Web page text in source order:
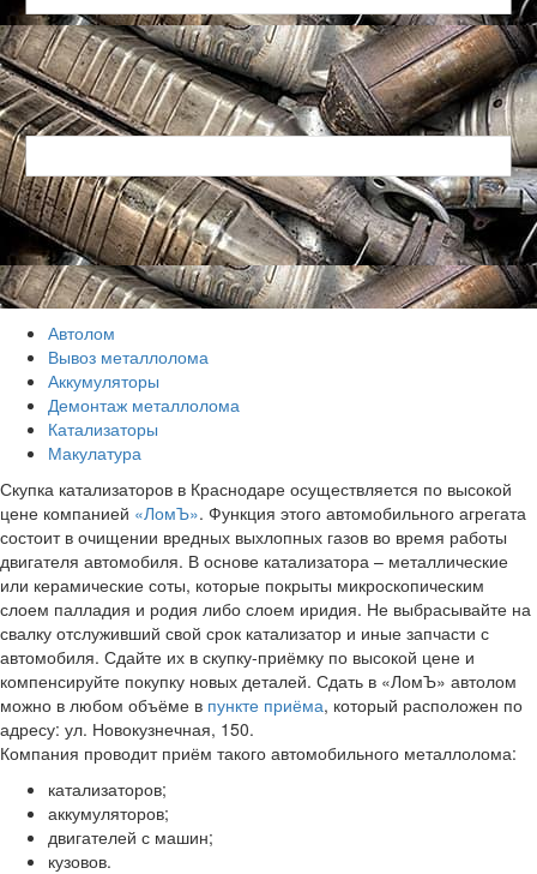
Автолом
Вывоз металлолома
Аккумуляторы
Демонтаж металлолома
Катализаторы
Макулатура
Скупка катализаторов в Краснодаре осуществляется по высокой
цене компанией «ЛомЪ». Функция этого автомобильного агрегата
состоит в очищении вредных выхлопных газов во время работы
двигателя автомобиля. В основе катализатора – металлические
или керамические соты, которые покрыты микроскопическим
слоем палладия и родия либо слоем иридия. Не выбрасывайте на
свалку отслуживший свой срок катализатор и иные запчасти с
автомобиля. Сдайте их в скупку-приёмку по высокой цене и
компенсируйте покупку новых деталей. Сдать в «ЛомЪ» автолом
можно в любом объёме в пункте приёма, который расположен по
адресу: ул. Новокузнечная, 150.
Компания проводит приём такого автомобильного металлолома:
катализаторов;
аккумуляторов;
двигателей с машин;
кузовов.